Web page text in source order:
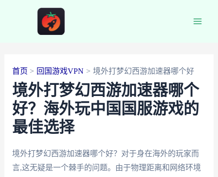
首页 回国游戏VPN 境外打梦幻西游加速器哪个好
境外打梦幻西游加速器哪个
好？海外玩中国国服游戏的
最佳选择
境外打梦幻西游加速器哪个好？对于身在海外的玩家而
言,这无疑是一个棘手的问题。由于物理距离和网络环境